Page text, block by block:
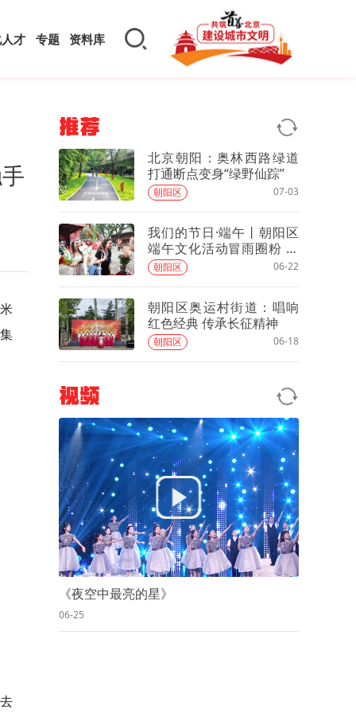
才 专题 资料库
推荐
北京朝阳：奥林西路绿道
打通断点变身“绿野仙踪”
朝阳区 07-03
我们的节日·端午丨朝阳区
端午文化活动冒雨圈粉 民
俗新玩法激活非遗新活力
朝阳区 06-22
朝阳区奥运村街道：唱响
红色经典 传承长征精神
朝阳区 06-18
视频
《夜空中最亮的星》
06-25